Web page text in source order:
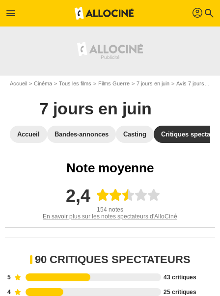
menu profil search
Accueil Cinéma Tous les films Films Guerre 7 jours en juin Avis 7 jours en juin
7 jours en juin
Accueil Bandes-annonces Casting Critiques
Note moyenne
2,4
154 notes
En savoir plus sur les notes spectateurs d'AlloCiné
90 CRITIQUES SPECTATEURS
5 43 critiques
4 25 critiques